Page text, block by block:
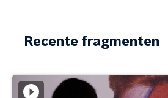
Recente fragmenten